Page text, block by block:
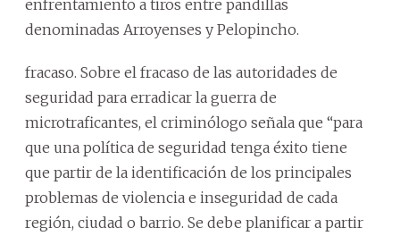
enfrentamiento a tiros entre pandillas
denominadas Arroyenses y Pelopincho.
fracaso. Sobre el fracaso de las autoridades de
seguridad para erradicar la guerra de
microtraficantes, el criminólogo señala que “para
que una política de seguridad tenga éxito tiene
que partir de la identificación de los principales
problemas de violencia e inseguridad de cada
región, ciudad o barrio. Se debe planificar a partir